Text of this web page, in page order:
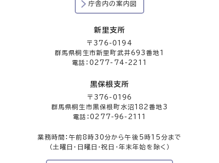
庁舎内の案内図
新里支所
〒376-0194
群馬県桐生市新里町武井693番地1
電話：0277-74-2211
黒保根支所
〒376-0196
群馬県桐生市黒保根町水沼182番地3
電話：0277-96-2111
業務時間：午前8時30分から午後5時15分まで
（土曜日・日曜日・祝日・年末年始を除く）